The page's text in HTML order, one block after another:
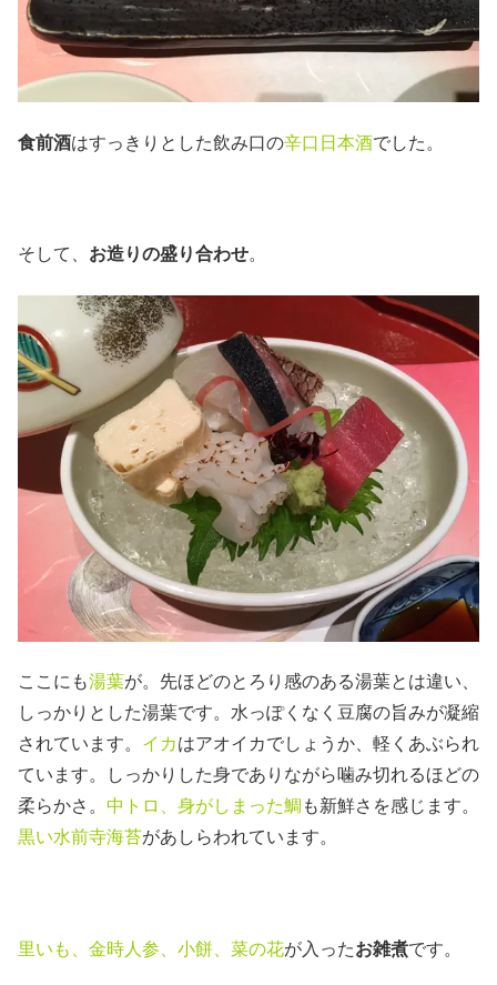
食前酒はすっきりとした飲み口の辛口日本酒でした。
そして、 お造りの盛り合わせ。
ここにも湯葉が。先ほどのとろり感のある湯葉とは違い、
しっかりとした湯葉です。水っぽくなく豆腐の旨みが凝縮
されています。 イカはアオイカでしょうか、軽くあぶられ
ています。しっかりした身でありながら噛み切れるほどの
柔らかさ。 中トロ、身がしまった鯛 も新鮮さを感じます。
黒い水前寺海苔があしらわれています。
里いも、金時人参、小餅、菜の花が入ったお雑煮です。